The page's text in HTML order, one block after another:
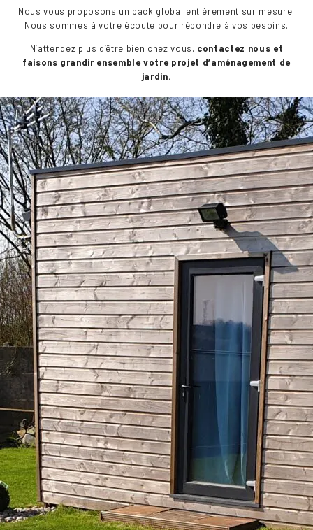
Nous vous proposons un pack global entièrement sur mesure.
Nous sommes à votre écoute pour répondre à vos besoins.
N’attendez plus d’être bien chez vous, contactez nous et
faisons grandir ensemble votre projet d’aménagement de
jardin.